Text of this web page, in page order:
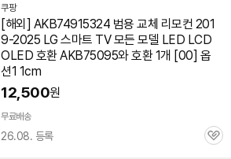
쿠팡
[해외] AKB74915324 범용 교체 리모컨 201
9-2025 LG 스마트 TV 모든 모델 LED LCD
OLED 호환 AKB75095와 호환 1개 [00] 옵
션1 1cm
12,500원
무료배송
26.08. 등록
관